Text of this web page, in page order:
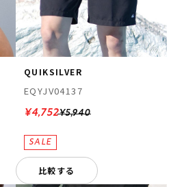
QUIKSILVER
EQYJV04137
¥5,940
¥4,752
比較する